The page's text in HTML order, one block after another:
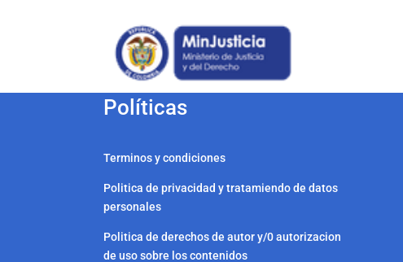
Políticas
Terminos y condiciones
Politica de privacidad y tratamiendo de datos
personales
Politica de derechos de autor y/0 autorizacion
de uso sobre los contenidos